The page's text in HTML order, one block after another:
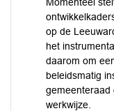
op de
het
daarom om
beleidsmatig
gemeenteraad
werkwijze.